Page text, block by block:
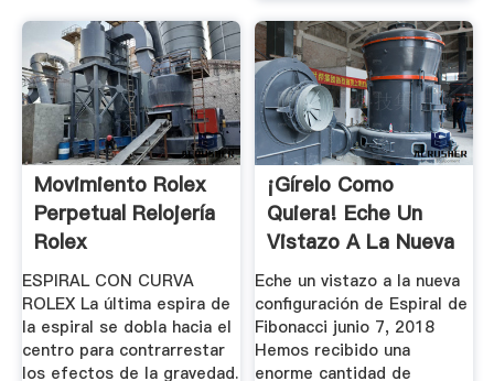
Movimiento Rolex
Perpetual Relojería
Rolex
ESPIRAL CON CURVA
ROLEX La última espira de
la espiral se dobla hacia el
centro para contrarrestar
los efectos de la gravedad.
¡Gírelo Como
Quiera! Eche Un
Vistazo A La Nueva
...
Eche un vistazo a la nueva
configuración de Espiral de
Fibonacci junio 7, 2018
Hemos recibido una
enorme cantidad de